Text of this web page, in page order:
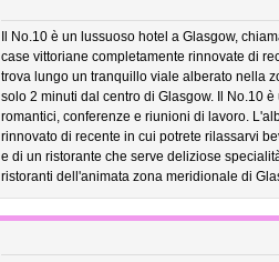
Il No.10 è un lussuoso hotel a Glasgow,
case vittoriane completamente rinnovate di
trova lungo un tranquillo viale alberato nella
solo 2 minuti dal centro di Glasgow. Il No.10
romantici, conferenze e riunioni di lavoro.
rinnovato di recente in cui potrete rilassarvi
e di un ristorante che serve deliziose
ristoranti dell'animata zona meridionale di